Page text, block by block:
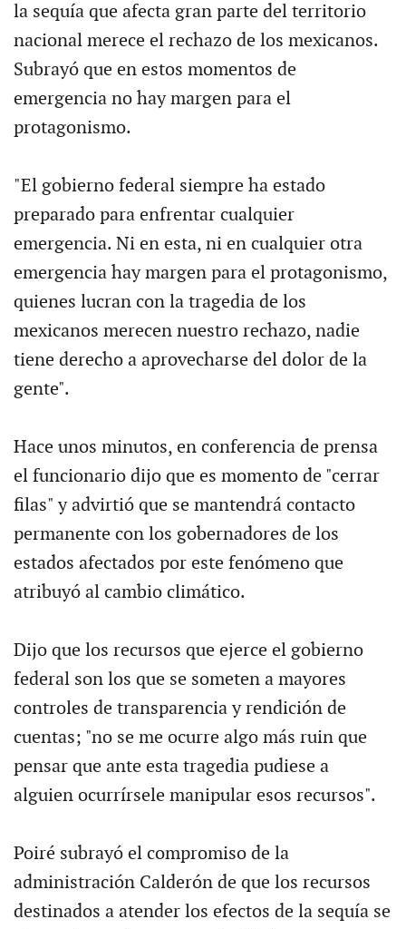
la sequía que afecta gran parte del territorio
nacional merece el rechazo de los mexicanos.
Subrayó que en estos momentos de
emergencia no hay margen para el
protagonismo.
"El gobierno federal siempre ha estado
preparado para enfrentar cualquier
emergencia. Ni en esta, ni en cualquier otra
emergencia hay margen para el protagonismo,
quienes lucran con la tragedia de los
mexicanos merecen nuestro rechazo, nadie
tiene derecho a aprovecharse del dolor de la
gente".
Hace unos minutos, en conferencia de prensa
el funcionario dijo que es momento de "cerrar
filas" y advirtió que se mantendrá contacto
permanente con los gobernadores de los
estados afectados por este fenómeno que
atribuyó al cambio climático.
Dijo que los recursos que ejerce el gobierno
federal son los que se someten a mayores
controles de transparencia y rendición de
cuentas; "no se me ocurre algo más ruin que
pensar que ante esta tragedia pudiese a
alguien ocurrírsele manipular esos recursos".
Poiré subrayó el compromiso de la
administración Calderón de que los recursos
destinados a atender los efectos de la sequía se